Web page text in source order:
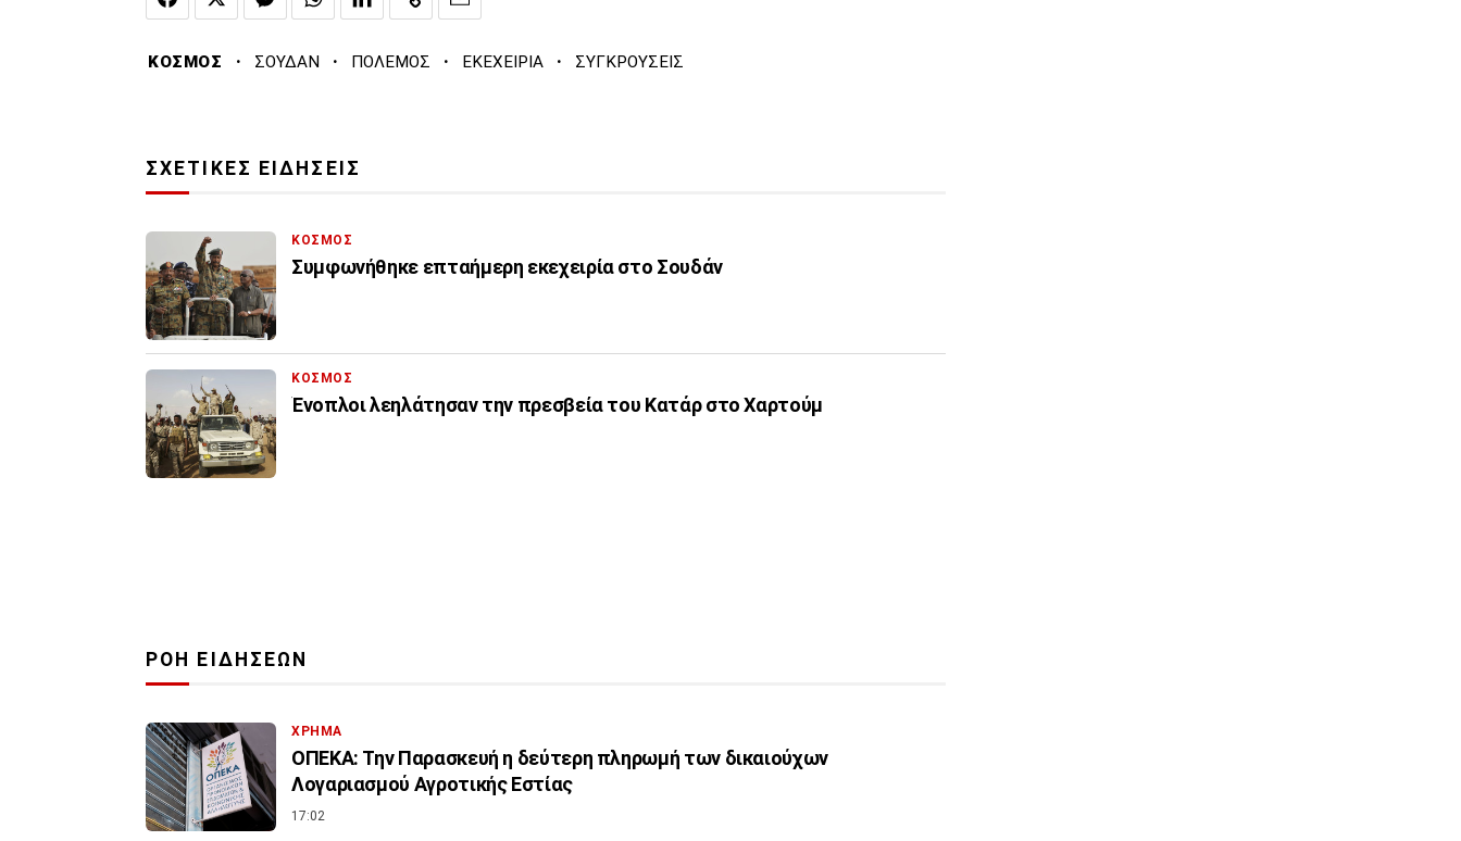
ΚΟΣΜΟΣ · ΣΟΥΔΑΝ · ΠΟΛΕΜΟΣ · ΕΚΕΧΕΙΡΙΑ · ΣΥΓΚΡΟΥΣΕΙΣ
ΣΧΕΤΙΚΕΣ ΕΙΔΗΣΕΙΣ
ΚΟΣΜΟΣ
Συμφωνήθηκε επταήμερη εκεχειρία στο Σουδάν
ΚΟΣΜΟΣ
Ένοπλοι λεηλάτησαν την πρεσβεία του Κατάρ στο Χαρτούμ
ΡΟΗ ΕΙΔΗΣΕΩΝ
ΧΡΗΜΑ
ΟΠΕΚΑ: Την Παρασκευή η δεύτερη πληρωμή των δικαιούχων
Λογαριασμού Αγροτικής Εστίας
17:02